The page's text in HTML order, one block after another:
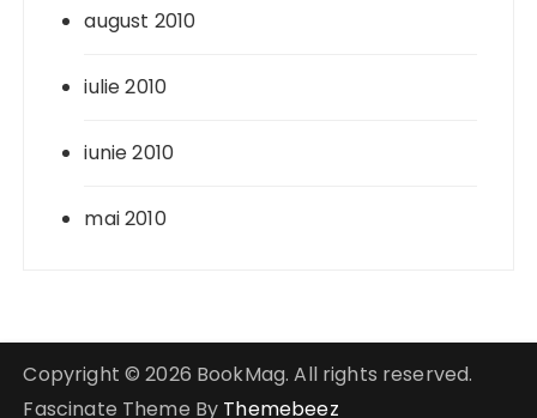
august 2010
iulie 2010
iunie 2010
mai 2010
Copyright © 2026 BookMag. All rights reserved.
Fascinate Theme By Themebeez